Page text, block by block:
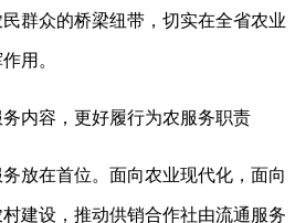
群众的桥梁纽带，切实在全省农业
用。
内容，更好履行为农服务职责
放在首位。面向农业现代化，面向
建设，推动供销合作社由流通服务